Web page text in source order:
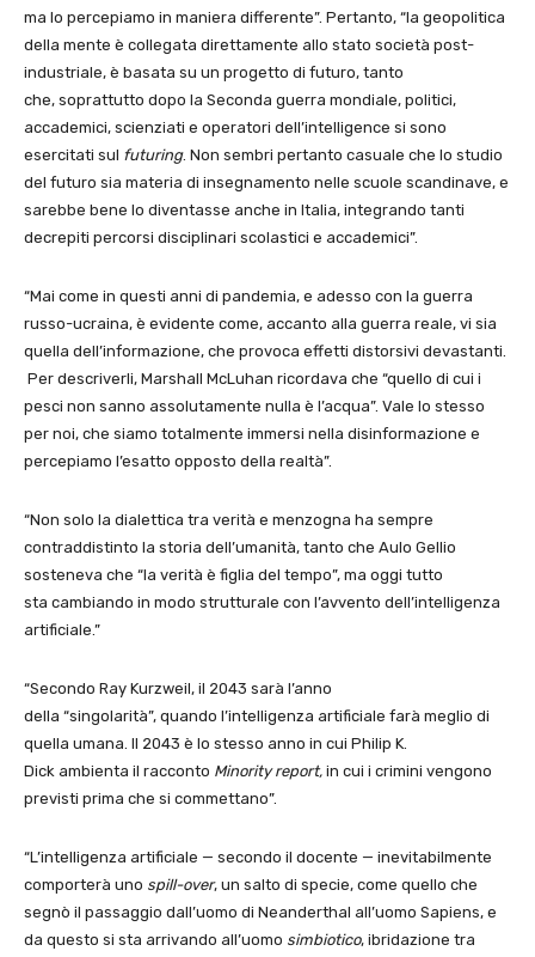
ma lo percepiamo in maniera differente”. Pertanto, “la geopolitica
della mente è collegata direttamente allo stato società post-
industriale, è basata su un progetto di futuro, tanto
che, soprattutto dopo la Seconda guerra mondiale, politici,
accademici, scienziati e operatori dell’intelligence si sono
esercitati sul futuring. Non sembri pertanto casuale che lo studio
del futuro sia materia di insegnamento nelle scuole scandinave, e
sarebbe bene lo diventasse anche in Italia, integrando tanti
decrepiti percorsi disciplinari scolastici e accademici”.
“Mai come in questi anni di pandemia, e adesso con la guerra
russo-ucraina, è evidente come, accanto alla guerra reale, vi sia
quella dell’informazione, che provoca effetti distorsivi devastanti.
Per descriverli, Marshall McLuhan ricordava che “quello di cui i
pesci non sanno assolutamente nulla è l’acqua”. Vale lo stesso
per noi, che siamo totalmente immersi nella disinformazione e
percepiamo l’esatto opposto della realtà”.
“Non solo la dialettica tra verità e menzogna ha sempre
contraddistinto la storia dell’umanità, tanto che Aulo Gellio
sosteneva che “la verità è figlia del tempo”, ma oggi tutto
sta cambiando in modo strutturale con l’avvento dell’intelligenza
artificiale.”
“Secondo Ray Kurzweil, il 2043 sarà l’anno
della “singolarità”, quando l’intelligenza artificiale farà meglio di
quella umana. Il 2043 è lo stesso anno in cui Philip K.
Dick ambienta il racconto Minority report, in cui i crimini vengono
previsti prima che si commettano”.
“L’intelligenza artificiale — secondo il docente — inevitabilmente
comporterà uno spill-over, un salto di specie, come quello che
segnò il passaggio dall’uomo di Neanderthal all’uomo Sapiens, e
da questo si sta arrivando all’uomo simbiotico, ibridazione tra